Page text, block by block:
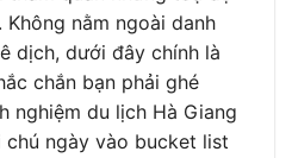
nằm ngoài danh
dịch, dưới đây chính là
chắn bạn phải ghé
nghiệm du lịch Hà Giang
ngày vào bucket list